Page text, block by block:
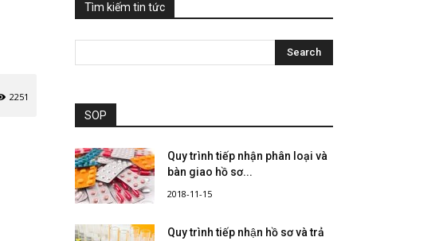
2251
Tìm kiếm tin tức
SOP
Quy trình tiếp nhận phân loại và
bàn giao hồ sơ...
2018-11-15
Quy trình tiếp nhận hồ sơ và trả